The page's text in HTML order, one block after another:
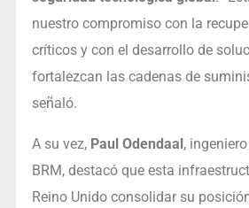
nuestro compromiso con la
críticos y con el desarrollo de
fortalezcan las cadenas de
señaló.
A su vez, Paul Odendaal ,
BRM, destacó que esta
Reino Unido consolidar su